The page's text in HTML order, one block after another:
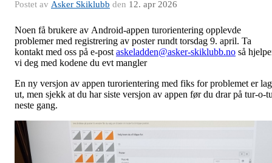
Postet av Asker Skiklubb den 12. apr 2026
Noen få brukere av Android-appen turorientering opplevde
problemer med registrering av poster rundt torsdag 9. april. Ta
kontakt med oss på e-post askeladden@asker-skiklubb.no så
vi deg med kodene du evt mangler
En ny versjon av appen turorientering med fiks for problemet er
ut, men sjekk at du har siste versjon av appen før du drar på tur-o-
neste gang.